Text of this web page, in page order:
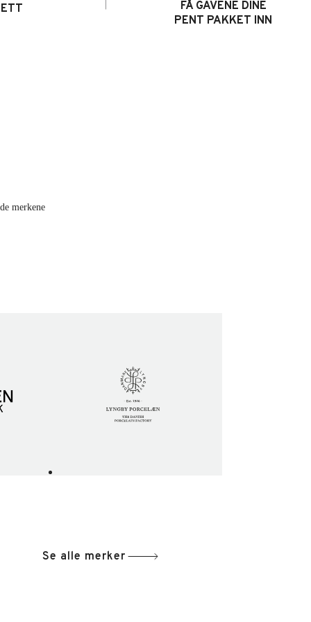
FÅ GAVENE DINE
PENT PAKKET INN
merkene
Se alle merker